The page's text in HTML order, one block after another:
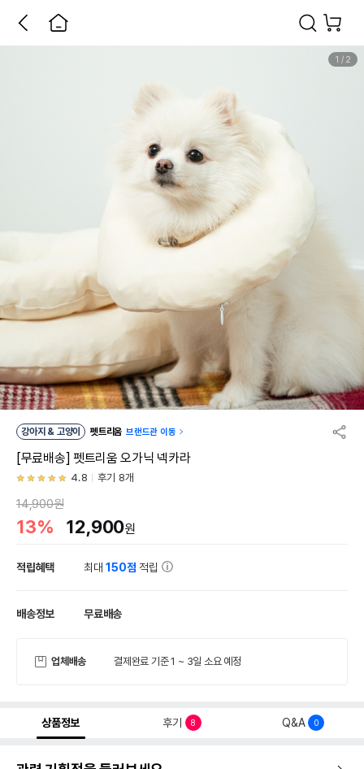
1 / 2
강아지 & 고양이 펫트리움 브랜드관 이동
[무료배송] 펫트리움 오가닉 넥카라
4.8 후기 8개
14,900원
13% 12,900원
적립혜택 최대150점 적립
배송정보 무료배송
업체배송 결제완료 기준 1 ~ 3일 소요 예정
상품정보 후기 8 Q&A 0